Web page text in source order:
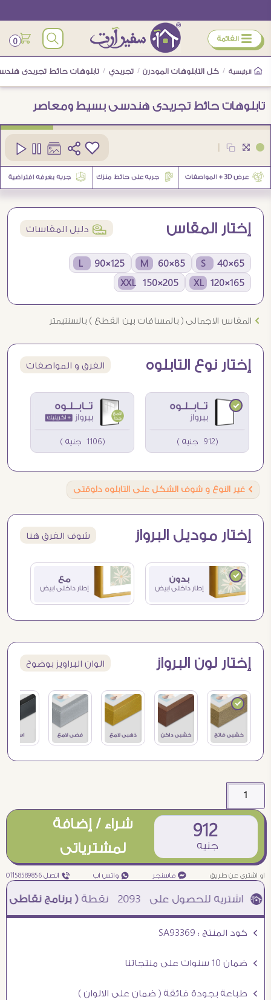
ÿ القائمة 0
الرئيسية / كل التابلوهات المودرن / تجريدي / تابلوهات حائط تجريدى
تابلوهات حائط تجريدى هندسى بسيط ومعاصر
كودSA93369
إختار المقاس í دليل المقاسات
65×40 S
85×60 M
125×90 L
165×120 XL
205×150 XXL
Ö المقاس الاجمالى ( بالمسافات بين القطع ) بالسنتيمتر
إختار نوع التابلوه الفرق و المواصفات
(912 جنيه ) (1106 جنيه )
Ö غير النوع و شوف الشكل على التابلوه دلوقتى
إختار موديل البرواز شوف الفرق هنا
إختار لون البرواز الوان البراويز بوضوح
912
جنيه
شراء / إضافة
لمشترياتى
او اشترى عن طريق ¥ ماسنجر ₧ واتس اب ƒ اتصل 01158589856
2093 نقطة( برنامج نقاطى )à خصم 5% للعملاء الجدد à شحن مجانى عند الشراء ب 4000 جنيه à
Ö كود المنتج : SA93369
Ö ضمان 10 سنوات على منتجاتنا
Ö طباعة بجودة فائقة ( ضمان على الالوان )